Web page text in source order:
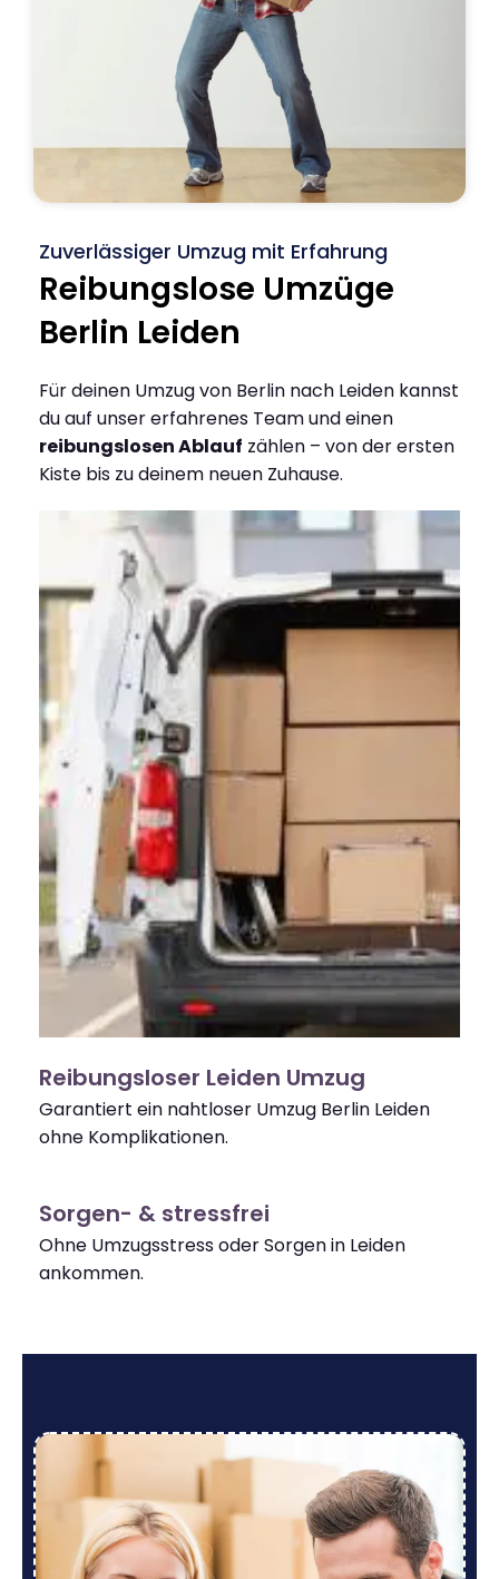
Zuverlässiger Umzug mit Erfahrung
Reibungslose Umzüge
Berlin Leiden
Für deinen Umzug von Berlin nach Leiden kannst
du auf unser erfahrenes Team und einen
reibungslosen Ablauf zählen – von der ersten
Kiste bis zu deinem neuen Zuhause.
Reibungsloser Leiden Umzug
Garantiert ein nahtloser Umzug Berlin Leiden
ohne Komplikationen.
Sorgen- & stressfrei
Ohne Umzugsstress oder Sorgen in Leiden
ankommen.